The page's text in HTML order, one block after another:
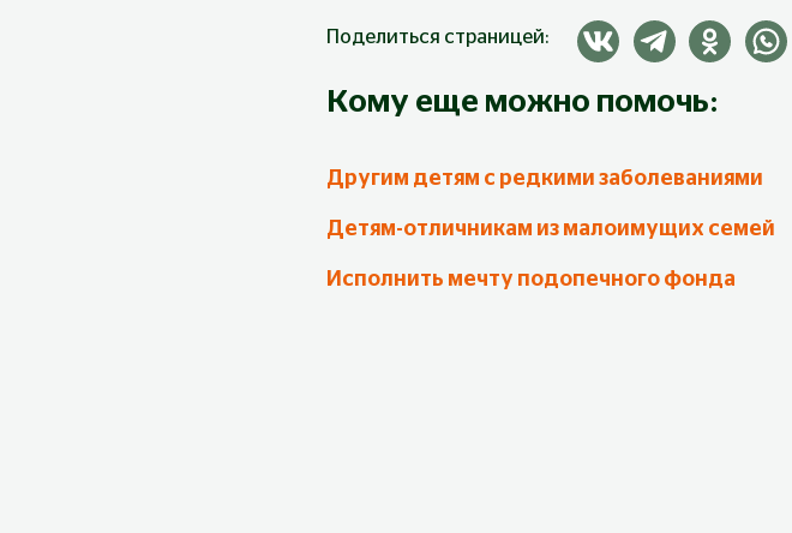
Поделиться страницей:
Кому еще можно помочь:
Другим детям с редкими заболеваниями
Детям-отличникам из малоимущих семей
Исполнить мечту подопечного фонда